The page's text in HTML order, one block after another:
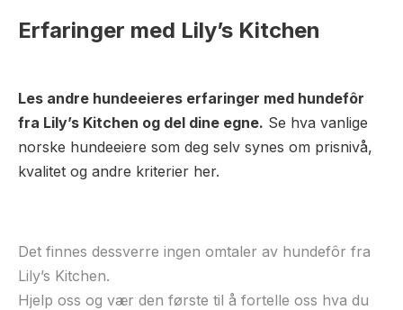
Erfaringer med Lily’s Kitchen
Les andre hundeeieres erfaringer med hundefôr
fra Lily’s Kitchen og del dine egne. Se hva vanlige
norske hundeeiere som deg selv synes om prisnivå,
kvalitet og andre kriterier her.
Det finnes dessverre ingen omtaler av hundefôr fra
Lily’s Kitchen.
Hjelp oss og vær den første til å fortelle oss hva du